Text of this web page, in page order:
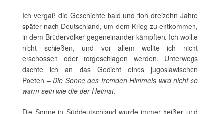
Ich vergaß die Geschichte bald und floh dreizehn Jahre
später nach Deutschland, um dem Krieg zu entkommen,
in dem Brüdervölker gegeneinander kämpften. Ich wollte
nicht schießen, und vor allem wollte ich nicht
erschossen oder totgeschlagen werden. Unterwegs
dachte ich an das Gedicht eines jugoslawischen
Poeten –Die Sonne des fremden Himmels wird nicht so
warm sein wie die der Heimat.
Die Sonne in Süddeutschland wurde immer heißer und